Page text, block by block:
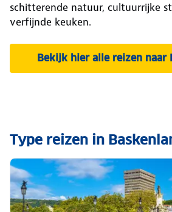
schitterende natuur, cultuurrijke
verfijnde keuken.
Bekijk hier alle reizen naar
Type reizen in